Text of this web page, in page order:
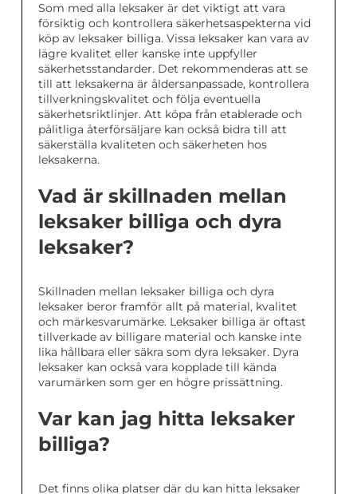
Som med alla leksaker är det viktigt att vara
försiktig och kontrollera säkerhetsaspekterna vid
köp av leksaker billiga. Vissa leksaker kan vara av
lägre kvalitet eller kanske inte uppfyller
säkerhetsstandarder. Det rekommenderas att se
till att leksakerna är åldersanpassade, kontrollera
tillverkningskvalitet och följa eventuella
säkerhetsriktlinjer. Att köpa från etablerade och
pålitliga återförsäljare kan också bidra till att
säkerställa kvaliteten och säkerheten hos
leksakerna.
Vad är skillnaden mellan
leksaker billiga och dyra
leksaker?
Skillnaden mellan leksaker billiga och dyra
leksaker beror framför allt på material, kvalitet
och märkesvarumärke. Leksaker billiga är oftast
tillverkade av billigare material och kanske inte
lika hållbara eller säkra som dyra leksaker. Dyra
leksaker kan också vara kopplade till kända
varumärken som ger en högre prissättning.
Var kan jag hitta leksaker
billiga?
Det finns olika platser där du kan hitta leksaker